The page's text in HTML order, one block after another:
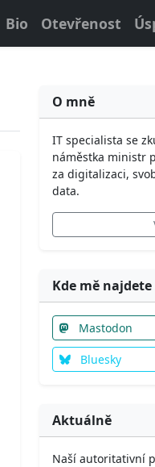
Bio Otevřenost
O mně
IT specialista se
náměstka ministr
za digitalizaci,
data.
Kde mě najdete
Mastodon
Bluesky
Aktuálně
Naší autoritativní